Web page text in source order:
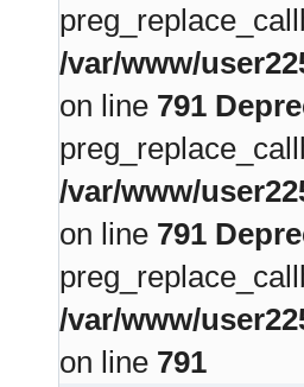
/var/www/
on line 791
/var/www/
on line 791
/var/www/
on line 791